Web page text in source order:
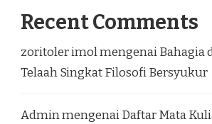
Recent Comments
zoritoler imolmengenaiBahagia
Telaah Singkat Filosofi Bersyukur
AdminmengenaiDaftar Mata